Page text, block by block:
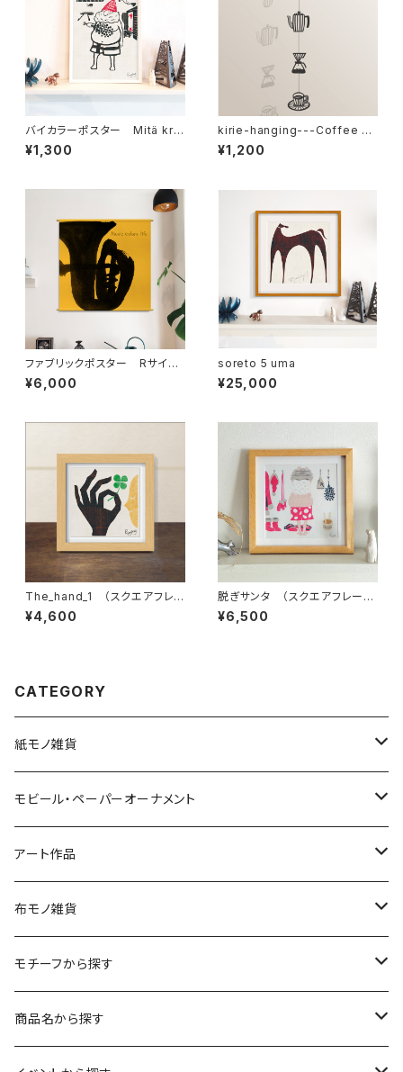
バイカラーポスター Mitä kru
unata töiden jälkeen. 仕事
の後の冠りモノ
¥1,300
kirie-hanging---Coffee br
eak（ペーパーオーナメント・コ
ーヒーブレイク）
¥1,200
ファブリックポスター Rサイ
ズ Music colors life ”チュ
ーバ” （730×730mm）
¥6,000
soreto 5 uma
¥25,000
The_hand_1 （スクエアフレ
ーム付・サイン入り）
¥4,600
脱ぎサンタ （スクエアフレーム
付・サイン入り）蒸しサンタシリ
ーズ・サウナサンタ
¥6,500
CATEGORY
紙モノ雑貨
切り絵グリーティングカード
LED用ペーパーシェード
ポストカード
モビール・ペーパーオーナメント
モビール
ペーパーオーナメント
アート作品
ポスター
kuusou-kitte（空想切手・フレーム付）
レギュラーサイズ
コンパクトサイズ
イラスト（フレーム付）
布モノ雑貨
ファブリックポスター
ガーゼスカーフ
モチーフから探す
キャンプ - CAMPING
商品名から探す